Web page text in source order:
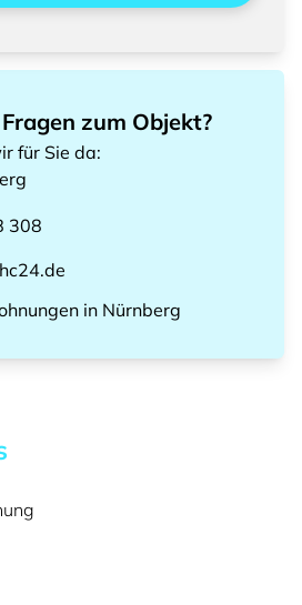
zum Objekt?
für Sie da:
308
in Nürnberg